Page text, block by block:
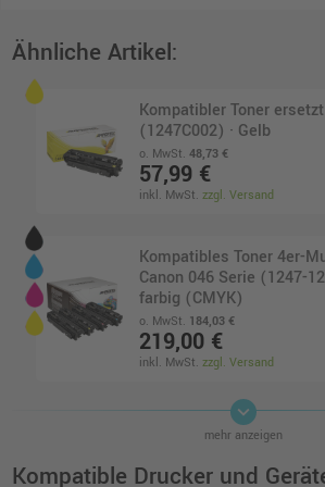
Ähnliche Artikel:
Kompatibler Toner
(1247C002) · Gelb
o. MwSt.48,73 €
57,99 €
inkl. MwSt.zzgl. Versand
Kompatibles Toner 4er-
Canon 046 Serie (1247-
farbig (CMYK)
o. MwSt. 184,03 €
219,00 €
inkl. MwSt.zzgl. Versand
Kompatibles Toner 4er-
Canon 046H Serie (1251-
farbig (CMYK)
keyboard_arrow_down
mehr anzeigen
Kompatible Drucker und